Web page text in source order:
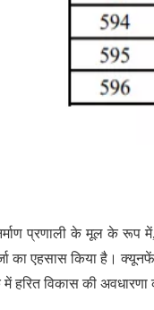
प्रणाली के मूल के रूप
का एहसास किया है।
हरित विकास की अवधारणा